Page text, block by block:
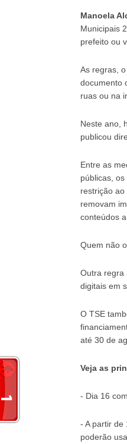
Manoela
Municipais
prefeito ou
As regras,
documento
ruas ou na
Neste ano,
publicou
Entre as
públicas,
restrição
removam
conteúdos
Quem não
Outra regra
digitais em
O TSE
até 30 de
Veja as
- Dia 16
- A partir de
poderão